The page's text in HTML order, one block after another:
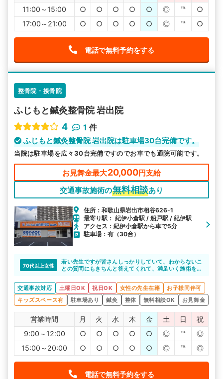
11:00～15:00
○ ○ ○ ○ ○ ◎ ℡
○
17:00～21:00
○ ○ ○ ○ ○ ◎ ℡ ○
電話で無料予約をする
整骨院・接骨院
ふじもと鍼灸整骨院 岩出院
4
1 件
ふじもと鍼灸整骨院 岩出院は駐車場30台完備です。
当院は駐車場を広々30台完備ですのでお車でも通院可能です。
お見舞金最大20,000円支給
交通事故施術の無料相談あり
住所：和歌山県岩出市相谷626-1
最寄り駅： 紀伊小倉駅 / 船戸駅 / 紀伊駅
アクセス：紀伊小倉駅から車で5分
駐車場：有（30台）
70代以上女性
若い先生ですが皆さんしっかりしていて、わからないこ
との質問にもきちんと答えてくれて、満足いく施術をし
交通事故対応
土曜日OK 祝日OK 女性の先生在籍
お子様同伴可
キッズスペース有
駐車場あり 鍼灸 整体 無料相談OK お見舞金
営業時間 月 火 水 木 金 土 日
祝
9:00～12:00
○ ○ ○ ○ ○ ◎ ℡
◎
15:00～20:00
○ ○ ○ ○ ○ ◎ ℡ ◎
電話で無料予約をする